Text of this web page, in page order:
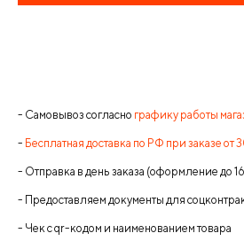
- Самовывоз согласно графику работы
- Бесплатная доставка по РФ при заказе от
- Отправка в день заказа (оформление до
- Предоставляем документы для
- Чек с qr-кодом и наименованием товара